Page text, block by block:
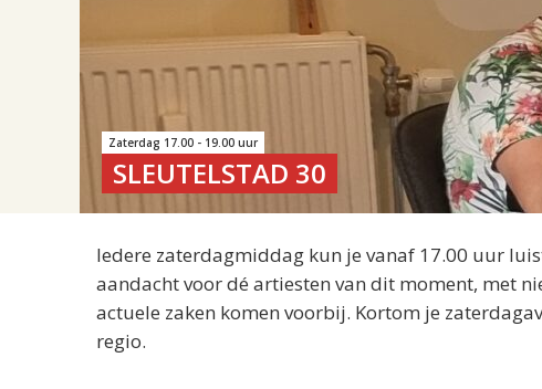
Zaterdag 17.00 - 19.00 uur
SLEUTELSTAD 30
Iedere zaterdagmiddag kun je vanaf 17.00 uur
aandacht voor dé artiesten van dit moment, met
actuele zaken komen voorbij. Kortom je
regio.